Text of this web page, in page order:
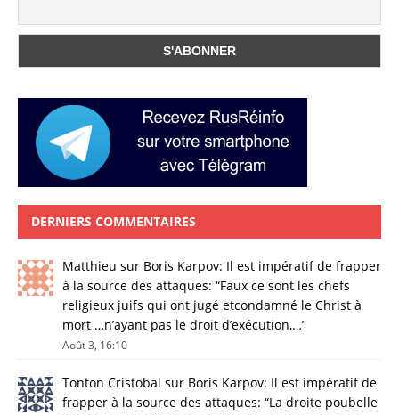
DERNIERS COMMENTAIRES
Matthieu sur Boris Karpov: Il est impératif de frapper
à la source des attaques: “Faux ce sont les chefs
religieux juifs qui ont jugé etcondamné le Christ à
mort …n’ayant pas le droit d’exécution,…”
Août 3, 16:10
Tonton Cristobal sur Boris Karpov: Il est impératif de
frapper à la source des attaques: “La droite poubelle